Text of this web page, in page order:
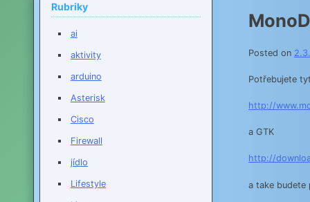
Posted on
Potřebujete
http://
a GTK
http://
a take budete
Rubriky
ai
aktivity
arduino
Asterisk
Cisco
Firewall
jídlo
Lifestyle